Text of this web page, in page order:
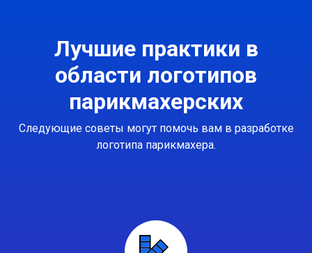
Лучшие практики в
области логотипов
парикмахерских
Следующие советы могут помочь вам в разработке
логотипа парикмахера.